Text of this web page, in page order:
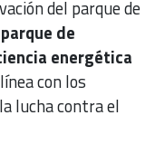
del parque de
de
energética
con los
lucha contra el